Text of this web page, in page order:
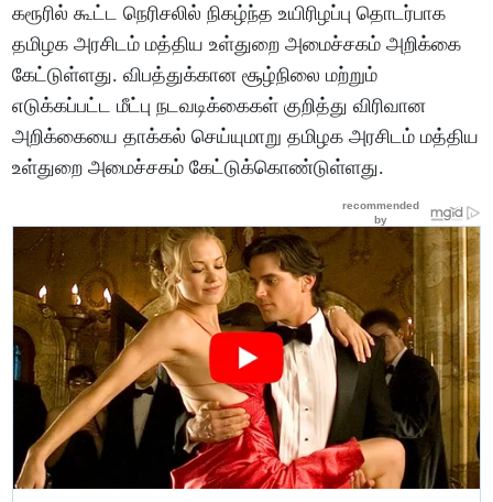
கரூரில் கூட்ட நெரிசலில் நிகழ்ந்த உயிரிழப்பு தொடர்பாக
தமிழக அரசிடம் மத்திய உள்துறை அமைச்சகம் அறிக்கை
கேட்டுள்ளது. விபத்துக்கான சூழ்நிலை மற்றும்
எடுக்கப்பட்ட மீட்பு நடவடிக்கைகள் குறித்து விரிவான
அறிக்கையை தாக்கல் செய்யுமாறு தமிழக அரசிடம் மத்திய
உள்துறை அமைச்சகம் கேட்டுக்கொண்டுள்ளது.